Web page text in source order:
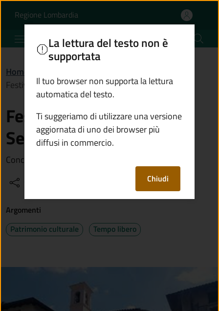
Festival Onde Musicali
Regione Lombardia(apre in un'altra scheda).
Comune di Sulzano
Home
Festival Onde Musicali Seicento Stravagante
Festival Onde Musicali
Seicento Stravagante
Concerto di corno, cornetto e organo
La lettura del testo non è
supportata
Il tuo browser non supporta la lettura
automatica del testo.
Ti suggeriamo di utilizzare una versione
aggiornata di uno dei browser più
diffusi in commercio.
Chiudi
Argomenti
Patrimonio culturale
Tempo libero